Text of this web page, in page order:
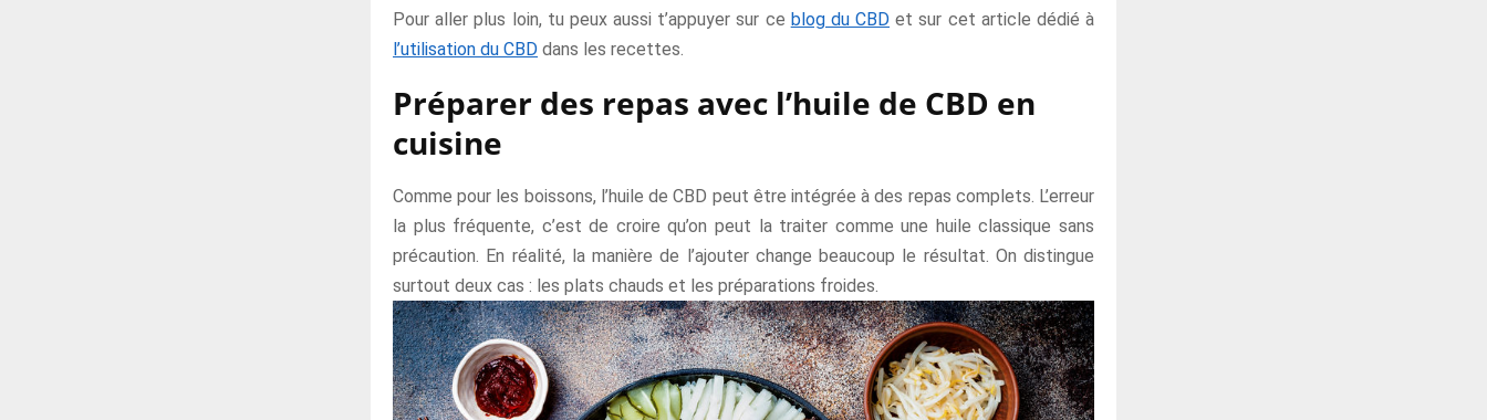
Pour aller plus loin, tu peux aussi t’appuyer sur ce blog du CBD et sur cet article dédié à
l’utilisation du CBD dans les recettes.
Préparer des repas avec l’huile de CBD en
cuisine
Comme pour les boissons, l’huile de CBD peut être intégrée à des repas complets. L’erreur
la plus fréquente, c’est de croire qu’on peut la traiter comme une huile classique sans
précaution. En réalité, la manière de l’ajouter change beaucoup le résultat. On distingue
surtout deux cas : les plats chauds et les préparations froides.